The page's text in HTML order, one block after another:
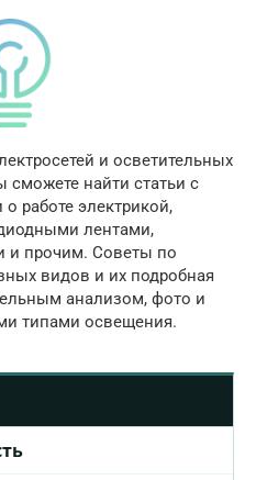
и осветительных
сможете найти статьи с
работе электрикой,
лентами,
и прочим. Советы по
видов и их подробная
анализом, фото и
типами освещения.